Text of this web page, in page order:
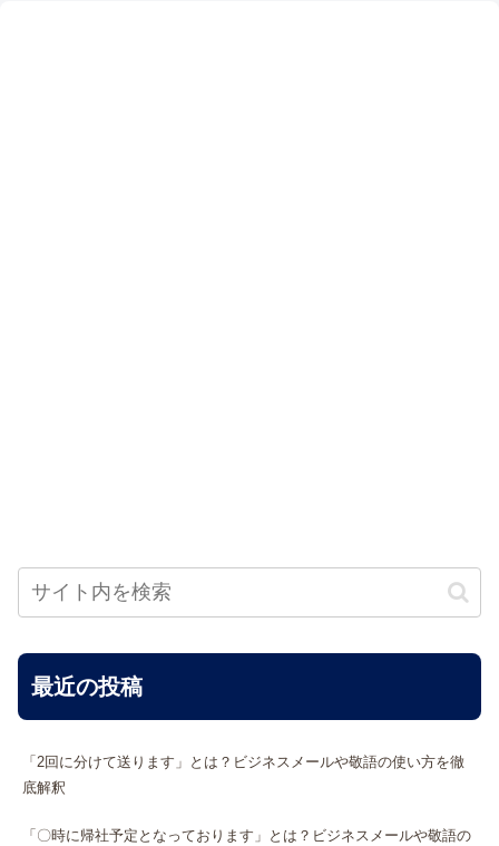
最近の投稿
「2回に分けて送ります」とは？ビジネスメールや敬語の使い方を徹
底解釈
「〇時に帰社予定となっております」とは？ビジネスメールや敬語の